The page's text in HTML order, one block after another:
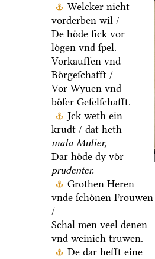
Welcker nicht
vorderben wil /
De hoͤde ſick vor
loͤgen vnd ſpel.
Vorkauffen vnd
Boͤrgeſchafft /
Vor Wyuen vnd
boͤſer Geſelſchafft.
Jck weth ein
krudt / dat heth
mala Mulier,
Dar hoͤde dy voͤr
prudenter.
Grothen Heren
vnde ſchoͤnen Frouwen
/
Schal men veel denen
vnd weinich truwen.
De dar hefft eine